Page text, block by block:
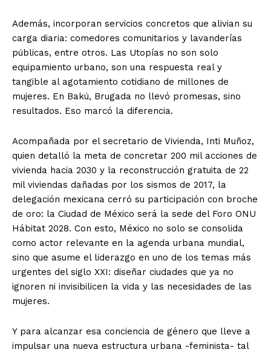
Además, incorporan servicios concretos que alivian su
carga diaria: comedores comunitarios y lavanderías
públicas, entre otros. Las Utopías no son solo
equipamiento urbano, son una respuesta real y
tangible al agotamiento cotidiano de millones de
mujeres. En Bakú, Brugada no llevó promesas, sino
resultados. Eso marcó la diferencia.
Acompañada por el secretario de Vivienda, Inti Muñoz,
quien detalló la meta de concretar 200 mil acciones de
vivienda hacia 2030 y la reconstrucción gratuita de 22
mil viviendas dañadas por los sismos de 2017, la
delegación mexicana cerró su participación con broche
de oro: la Ciudad de México será la sede del Foro ONU
Hábitat 2028. Con esto, México no solo se consolida
como actor relevante en la agenda urbana mundial,
sino que asume el liderazgo en uno de los temas más
urgentes del siglo XXI: diseñar ciudades que ya no
ignoren ni invisibilicen la vida y las necesidades de las
mujeres.
Y para alcanzar esa conciencia de género que lleve a
impulsar una nueva estructura urbana -feminista- tal